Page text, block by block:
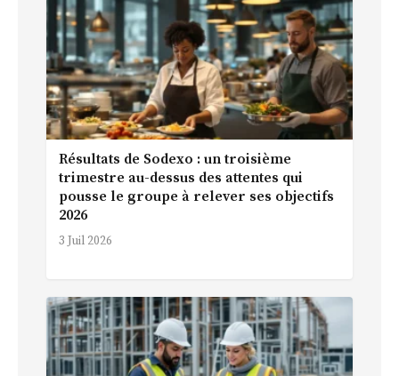
Résultats de Sodexo : un troisième
trimestre au-dessus des attentes qui
pousse le groupe à relever ses objectifs
2026
3 Juil 2026